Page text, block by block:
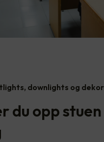
downlights og
du opp